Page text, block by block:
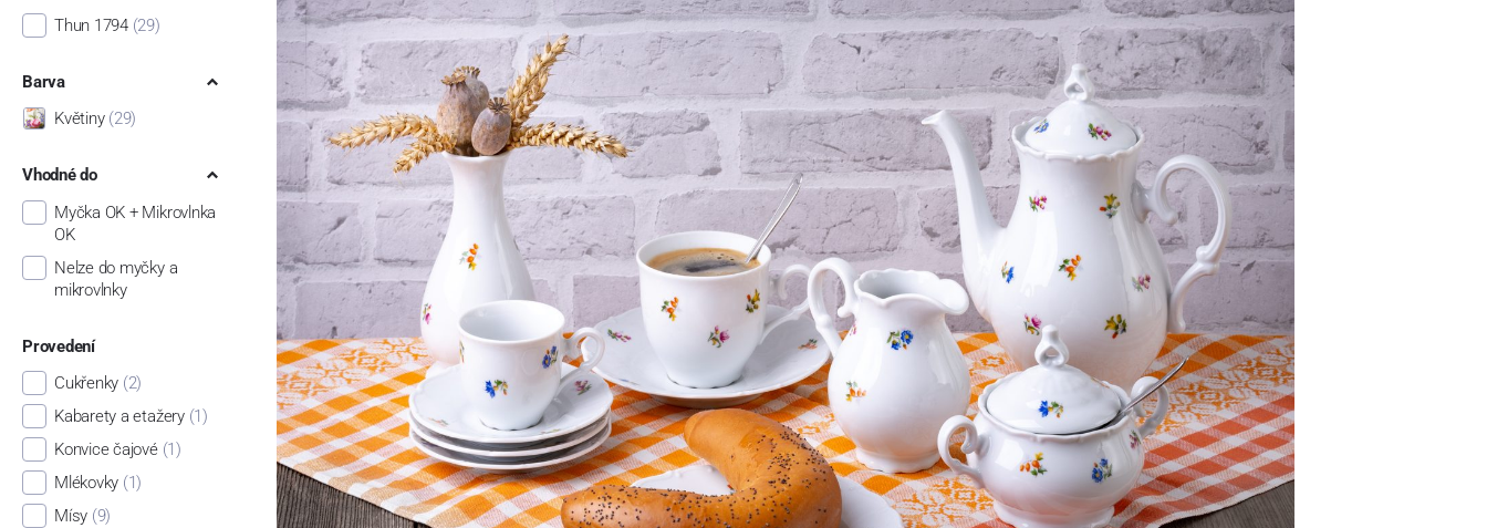
Thun 1794 (29)
Barva
Květiny (29)
Vhodné do
Myčka OK + Mikrovlnka
OK
Nelze do myčky a
mikrovlnky
Provedení
Cukřenky (2)
Kabarety a etažery (1)
Konvice čajové (1)
Mlékovky (1)
Mísy (9)